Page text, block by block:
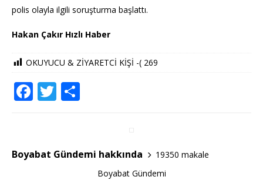
polis olayla ilgili soruşturma başlattı.
Hakan Çakır Hızlı Haber
OKUYUCU & ZİYARETCİ KİŞİ -( 269
F
e
b
T
te
r
e
Boyabat Gündemi hakkında
19350 makale
Boyabat Gündemi